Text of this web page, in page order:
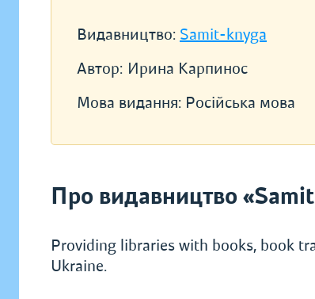
Видавництво: Samit-knyga
Автор: Ирина Карпинос
Мова видання: Російська мова
Про видавництво
Providing libraries with books, book
Ukraine.